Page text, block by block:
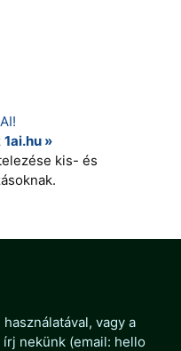
1ai.hu »
kis- és
vagy a
írj nekünk (email: hello